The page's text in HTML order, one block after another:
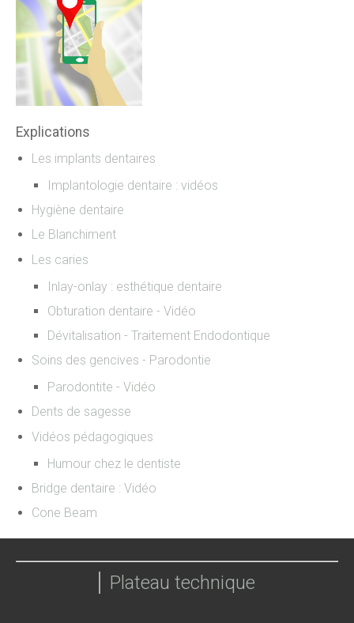
Explications
Les implants dentaires
Implantologie dentaire : vidéos
Hygiène dentaire
Le Blanchiment
Les caries
Inlay-onlay : esthétique dentaire
Obturation dentaire - Vidéo
Dévitalisation - Traitement Endodontique
Soins des gencives - Parodontie
Parodontite - Vidéo
Dents de sagesse
Vidéos pédagogiques
Humour chez le dentiste
Bridge dentaire : Vidéo
Cone Beam
Plateau technique